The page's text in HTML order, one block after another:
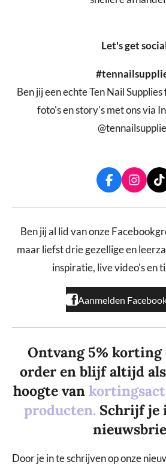
Let's get
Ben jij een echte Ten Nail
foto's en story's met ons via
F
a
c
b
o
k
I
n
s
a
r
a
T
i
k
o
Ben jij al lid van onze
maar liefst drie gezellige en
inspiratie, live video's en
Aanmelden
Ontvang 5% korting
order en blijf altijd
hoogte van
producten. Schrijf je
Door je in te schrijven op onze